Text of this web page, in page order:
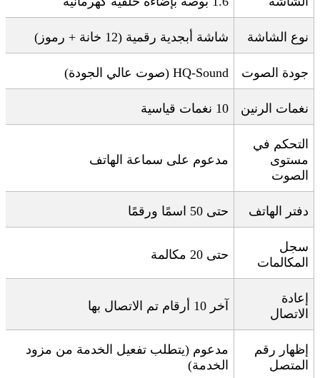
نوع الشاشة شاشة أبجدية رقمية (12 خانة + رموز)
جودة الصوت HQ-Sound ( صوت عالي الجودة)
نغمات الرنين 10 نغمات قياسية
التحكم في
مستوى
الصوت
مدعوم على سماعة الهاتف
دفتر الهاتف حتى 50 اسمًا ورقمًا
سجل
المكالمات
حتى 20 مكالمة
إعادة
الاتصال
آخر 10 أرقام تم الاتصال بها
إظهار رقم
المتصل
مدعوم (يتطلب تفعيل الخدمة من مزود
الخدمة)